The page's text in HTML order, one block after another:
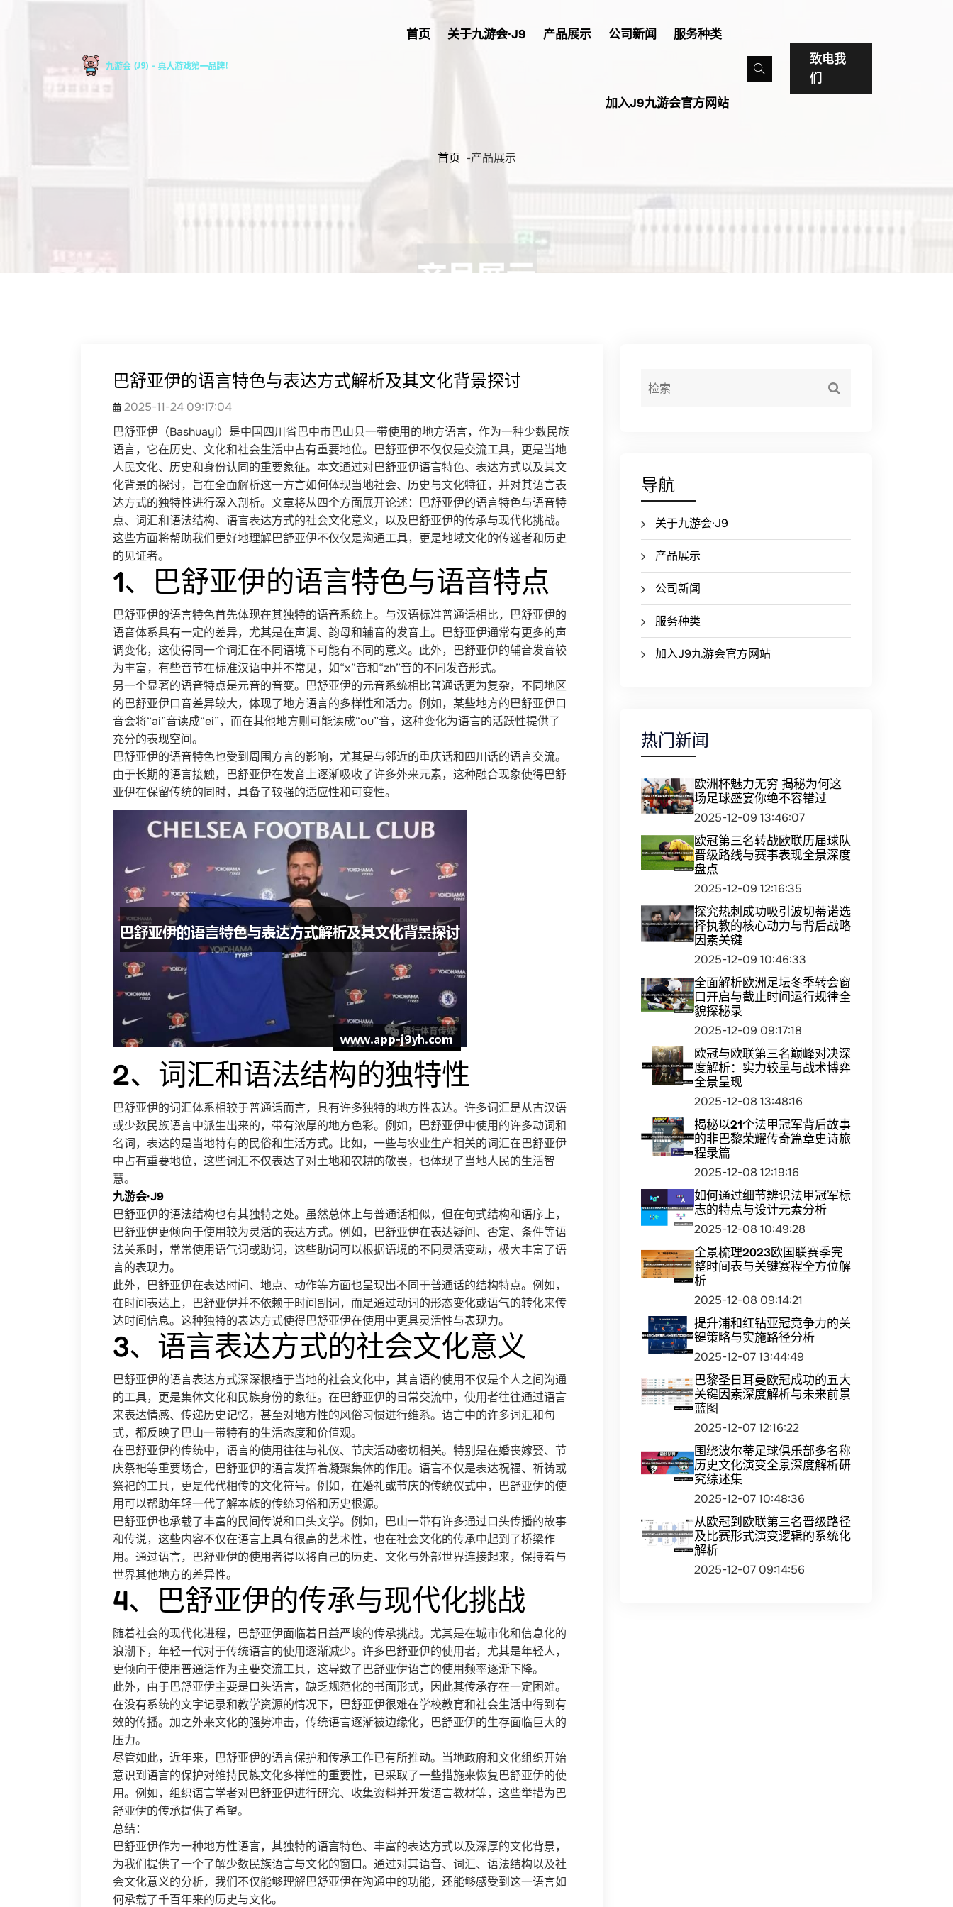
首页 关于九游会·J9 产品展示 公司新闻 服务种类
加入J9九游会官方网站
致电我
们
首页 -产品展示
巴舒亚伊的语言特色与表达方式解析及其文化背景探讨
2025-11-24 09:17:04
巴舒亚伊（Bashuayi）是中国四川省巴中市巴山县一带使用的地方语言，作为一种少数民族
语言，它在历史、文化和社会生活中占有重要地位。巴舒亚伊不仅仅是交流工具，更是当地
人民文化、历史和身份认同的重要象征。本文通过对巴舒亚伊语言特色、表达方式以及其文
化背景的探讨，旨在全面解析这一方言如何体现当地社会、历史与文化特征，并对其语言表
达方式的独特性进行深入剖析。文章将从四个方面展开论述：巴舒亚伊的语言特色与语音特
点、词汇和语法结构、语言表达方式的社会文化意义，以及巴舒亚伊的传承与现代化挑战。
这些方面将帮助我们更好地理解巴舒亚伊不仅仅是沟通工具，更是地域文化的传递者和历史
的见证者。
1、巴舒亚伊的语言特色与语音特点
巴舒亚伊的语言特色首先体现在其独特的语音系统上。与汉语标准普通话相比，巴舒亚伊的
语音体系具有一定的差异，尤其是在声调、韵母和辅音的发音上。巴舒亚伊通常有更多的声
调变化，这使得同一个词汇在不同语境下可能有不同的意义。此外，巴舒亚伊的辅音发音较
为丰富，有些音节在标准汉语中并不常见，如“x”音和“zh”音的不同发音形式。
另一个显著的语音特点是元音的音变。巴舒亚伊的元音系统相比普通话更为复杂，不同地区
的巴舒亚伊口音差异较大，体现了地方语言的多样性和活力。例如，某些地方的巴舒亚伊口
音会将“ai”音读成“ei”，而在其他地方则可能读成“ou”音，这种变化为语言的活跃性提供了
充分的表现空间。
巴舒亚伊的语音特色也受到周围方言的影响，尤其是与邻近的重庆话和四川话的语言交流。
由于长期的语言接触，巴舒亚伊在发音上逐渐吸收了许多外来元素，这种融合现象使得巴舒
亚伊在保留传统的同时，具备了较强的适应性和可变性。
2、词汇和语法结构的独特性
巴舒亚伊的词汇体系相较于普通话而言，具有许多独特的地方性表达。许多词汇是从古汉语
或少数民族语言中派生出来的，带有浓厚的地方色彩。例如，巴舒亚伊中使用的许多动词和
名词，表达的是当地特有的民俗和生活方式。比如，一些与农业生产相关的词汇在巴舒亚伊
中占有重要地位，这些词汇不仅表达了对土地和农耕的敬畏，也体现了当地人民的生活智
慧。
九游会·J9
巴舒亚伊的语法结构也有其独特之处。虽然总体上与普通话相似，但在句式结构和语序上，
巴舒亚伊更倾向于使用较为灵活的表达方式。例如，巴舒亚伊在表达疑问、否定、条件等语
法关系时，常常使用语气词或助词，这些助词可以根据语境的不同灵活变动，极大丰富了语
言的表现力。
此外，巴舒亚伊在表达时间、地点、动作等方面也呈现出不同于普通话的结构特点。例如，
在时间表达上，巴舒亚伊并不依赖于时间副词，而是通过动词的形态变化或语气的转化来传
达时间信息。这种独特的表达方式使得巴舒亚伊在使用中更具灵活性与表现力。
3、语言表达方式的社会文化意义
巴舒亚伊的语言表达方式深深根植于当地的社会文化中，其言语的使用不仅是个人之间沟通
的工具，更是集体文化和民族身份的象征。在巴舒亚伊的日常交流中，使用者往往通过语言
来表达情感、传递历史记忆，甚至对地方性的风俗习惯进行维系。语言中的许多词汇和句
式，都反映了巴山一带特有的生活态度和价值观。
在巴舒亚伊的传统中，语言的使用往往与礼仪、节庆活动密切相关。特别是在婚丧嫁娶、节
庆祭祀等重要场合，巴舒亚伊的语言发挥着凝聚集体的作用。语言不仅是表达祝福、祈祷或
祭祀的工具，更是代代相传的文化符号。例如，在婚礼或节庆的传统仪式中，巴舒亚伊的使
用可以帮助年轻一代了解本族的传统习俗和历史根源。
巴舒亚伊也承载了丰富的民间传说和口头文学。例如，巴山一带有许多通过口头传播的故事
和传说，这些内容不仅在语言上具有很高的艺术性，也在社会文化的传承中起到了桥梁作
用。通过语言，巴舒亚伊的使用者得以将自己的历史、文化与外部世界连接起来，保持着与
世界其他地方的差异性。
4、巴舒亚伊的传承与现代化挑战
随着社会的现代化进程，巴舒亚伊面临着日益严峻的传承挑战。尤其是在城市化和信息化的
浪潮下，年轻一代对于传统语言的使用逐渐减少。许多巴舒亚伊的使用者，尤其是年轻人，
更倾向于使用普通话作为主要交流工具，这导致了巴舒亚伊语言的使用频率逐渐下降。
此外，由于巴舒亚伊主要是口头语言，缺乏规范化的书面形式，因此其传承存在一定困难。
在没有系统的文字记录和教学资源的情况下，巴舒亚伊很难在学校教育和社会生活中得到有
效的传播。加之外来文化的强势冲击，传统语言逐渐被边缘化，巴舒亚伊的生存面临巨大的
压力。
尽管如此，近年来，巴舒亚伊的语言保护和传承工作已有所推动。当地政府和文化组织开始
意识到语言的保护对维持民族文化多样性的重要性，已采取了一些措施来恢复巴舒亚伊的使
用。例如，组织语言学者对巴舒亚伊进行研究、收集资料并开发语言教材等，这些举措为巴
舒亚伊的传承提供了希望。
总结：
巴舒亚伊作为一种地方性语言，其独特的语言特色、丰富的表达方式以及深厚的文化背景，
为我们提供了一个了解少数民族语言与文化的窗口。通过对其语音、词汇、语法结构以及社
会文化意义的分析，我们不仅能够理解巴舒亚伊在沟通中的功能，还能够感受到这一语言如
何承载了千百年来的历史与文化。
导航
关于九游会·J9
产品展示
公司新闻
服务种类
加入J9九游会官方网站
热门新闻
欧洲杯魅力无穷 揭秘为何这
场足球盛宴你绝不容错过
2025-12-09 13:46:07
欧冠第三名转战欧联历届球队
晋级路线与赛事表现全景深度
盘点
2025-12-09 12:16:35
探究热刺成功吸引波切蒂诺选
择执教的核心动力与背后战略
因素关键
2025-12-09 10:46:33
全面解析欧洲足坛冬季转会窗
口开启与截止时间运行规律全
貌探秘录
2025-12-09 09:17:18
欧冠与欧联第三名巅峰对决深
度解析：实力较量与战术博弈
全景呈现
2025-12-08 13:48:16
揭秘以21个法甲冠军背后故事
的非巴黎荣耀传奇篇章史诗旅
程录篇
2025-12-08 12:19:16
如何通过细节辨识法甲冠军标
志的特点与设计元素分析
2025-12-08 10:49:28
全景梳理2023欧国联赛季完
整时间表与关键赛程全方位解
析
2025-12-08 09:14:21
提升浦和红钻亚冠竞争力的关
键策略与实施路径分析
2025-12-07 13:44:49
巴黎圣日耳曼欧冠成功的五大
关键因素深度解析与未来前景
蓝图
2025-12-07 12:16:22
围绕波尔蒂足球俱乐部多名称
历史文化演变全景深度解析研
究综述集
2025-12-07 10:48:36
从欧冠到欧联第三名晋级路径
及比赛形式演变逻辑的系统化
解析
2025-12-07 09:14:56